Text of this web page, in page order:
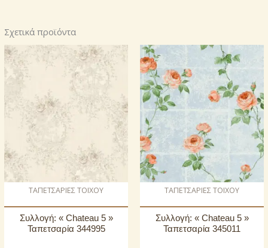
Σχετικά προϊόντα
ΤΑΠΕΤΣΑΡΙΕΣ ΤΟΙΧΟΥ
Συλλογή: « Chateau 5 »
Ταπετσαρία 344995
ΤΑΠΕΤΣΑΡΙΕΣ ΤΟΙΧΟΥ
Συλλογή: « Chateau 5 »
Ταπετσαρία 345011